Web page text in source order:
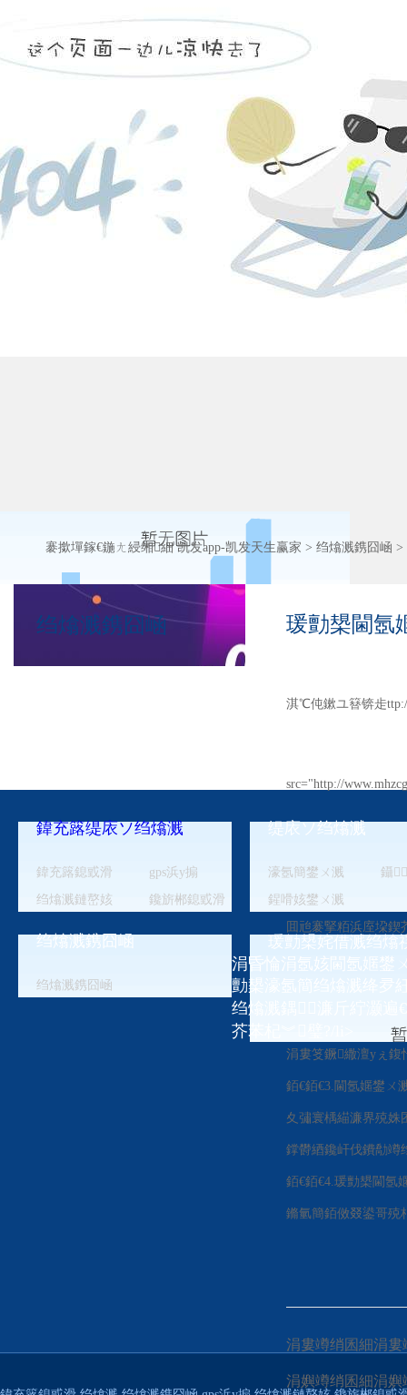
褰撳墠鎵€鍦ㄤ綅缃細凯发app-凯发天生赢家 > 绉熻溅鎸囧崡 >
绉熻溅鎸囧崡 瑗勯槼閫氬
淇℃伅鏉ユ簮锛歨
src="http://
銆€銆€1.閫氬嫟鐢ㄨ
囬兘褰掔粨浜庢垜
︽伡銆?/p>
涓婁笅鐝繖澶уぇ鍑
銆€銆€3.閫氬嫟鐢ㄨ
夊彇寰楀緢濂界殑姝
鐣欎綇鑱屽伐鐨勪竴
銆€銆€4.瑗勯槼閫氬
鏅氫簡銆傚叕鍙哥殑
涓婁竴绡囷細涓婁
涓嬩竴绡囷細涓
鍏充簬缇庡ソ绉熻溅
鍏充簬鎴戜滑
gps浜у搧
绉熻溅鏈嶅姟
鑱旂郴鎴戜滑
缇庡ソ绉熻溅
濠氬簡鐢ㄨ溅
鑷
鍟嗗姟鐢ㄨ溅
绉熻溅鎸囧崡
绉熻溅鎸囧崡
瑗勯槼姹借溅绉熻
涓昏惀涓氬姟閫氬嫟鐢
勯槼濠氬簡绉熻溅绛夛
绉熻溅鍝濂斤紵灏遍
芥苯杞︾璧?/li>